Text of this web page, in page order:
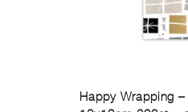
Happy Wrapping